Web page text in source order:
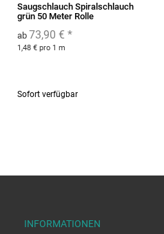
Saugschlauch Spiralschlauch
grün 50 Meter Rolle
ab 73,90 € *
1,48 € pro 1 m
Sofort verfügbar
INFORMATIONEN